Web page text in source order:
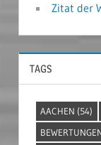
Zitat der
TAGS
AACHEN (54)